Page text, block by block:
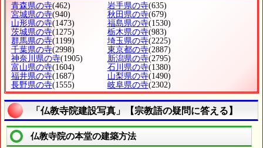
青森県の寺(462) 岩手県の寺(635)
宮城県の寺(940) 秋田県の寺(679)
山形県の寺(1473) 福島県の寺(1530)
茨城県の寺(1275) 栃木県の寺(983)
群馬県の寺(1199) 埼玉県の寺(2225)
千葉県の寺(2998) 東京都の寺(2887)
神奈川県の寺(1905) 新潟県の寺(2795)
富山県の寺(1604) 石川県の寺(1380)
福井県の寺(1687) 山梨県の寺(1490)
長野県の寺(1555) 岐阜県の寺(2302)
「仏教寺院建設写真」【宗教語の疑問に答える】
仏教寺院の本堂の建築方法